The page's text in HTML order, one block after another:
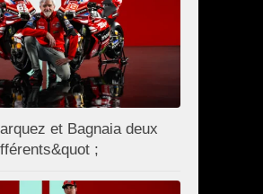
et Bagnaia deux
;